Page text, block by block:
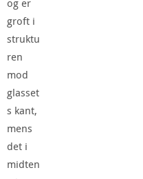
og er
groft i
struktu
ren
mod
glasset
s kant,
mens
det i
midten